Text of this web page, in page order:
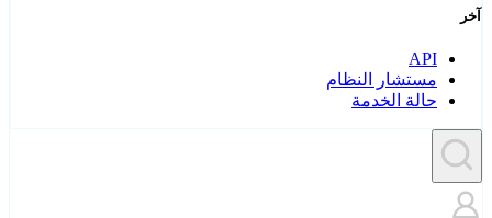
آخر
API
مستشار النظام
حالة الخدمة